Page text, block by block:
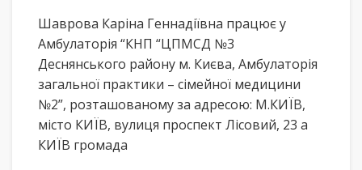
Шаврова Каріна Геннадіївна працює у
Амбулаторія “КНП “ЦПМСД №3
Деснянського району м. Києва, Амбулаторія
загальної практики – сімейної медицини
№2”, розташованому за адресою: М.КИЇВ,
місто КИЇВ, вулиця проспект Лісовий, 23 а
КИЇВ громада